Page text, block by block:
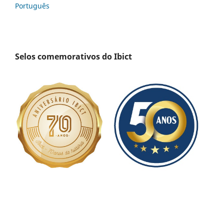
Português
Selos comemorativos do Ibict